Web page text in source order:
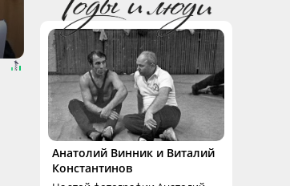
Анатолий Винник и Виталий
Константинов